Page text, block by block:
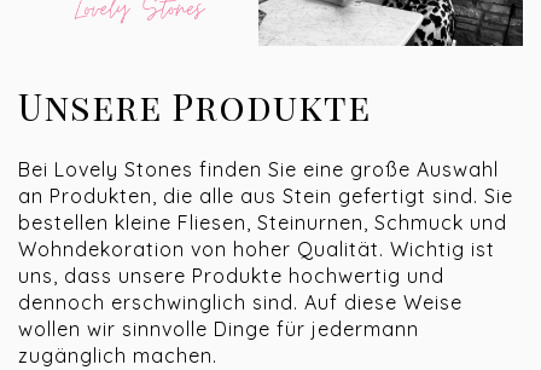
Unsere Produkte
Bei Lovely Stones finden Sie eine große Auswahl
an Produkten, die alle aus Stein gefertigt sind. Sie
bestellen kleine Fliesen, Steinurnen, Schmuck und
Wohndekoration von hoher Qualität. Wichtig ist
uns, dass unsere Produkte hochwertig und
dennoch erschwinglich sind. Auf diese Weise
wollen wir sinnvolle Dinge für jedermann
zugänglich machen.